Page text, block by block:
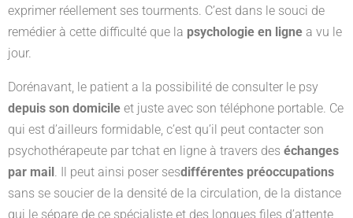
exprimer réellement ses tourments. C’est dans le souci de
remédier à cette difficulté que la psychologie en ligne a vu le
jour.
Dorénavant, le patient a la possibilité de consulter le psy
depuis son domicile et juste avec son téléphone portable. Ce
qui est d’ailleurs formidable, c’est qu’il peut contacter son
psychothérapeute par tchat en ligne à travers des échanges
par mail. Il peut ainsi poser sesdifférentes préoccupations
sans se soucier de la densité de la circulation, de la distance
qui le sépare de ce spécialiste et des longues files d’attente